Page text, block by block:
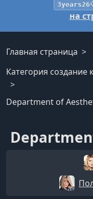
3years26
на
Главная страница
Категория создание
Department of